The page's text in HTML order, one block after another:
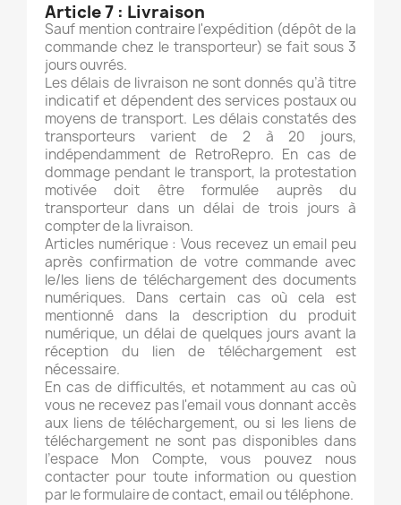
Article 7 : Livraison
Sauf mention contraire l'expédition (dépôt de la
commande chez le transporteur) se fait sous 3
jours ouvrés.
Les délais de livraison ne sont donnés qu’à titre
indicatif et dépendent des services postaux ou
moyens de transport. Les délais constatés des
transporteurs varient de 2 à 20 jours,
indépendamment de RetroRepro. En cas de
dommage pendant le transport, la protestation
motivée doit être formulée auprès du
transporteur dans un délai de trois jours à
compter de la livraison.
Articles numérique : Vous recevez un email peu
après confirmation de votre commande avec
le/les liens de téléchargement des documents
numériques. Dans certain cas où cela est
mentionné dans la description du produit
numérique, un délai de quelques jours avant la
réception du lien de téléchargement est
nécessaire.
En cas de difficultés, et notamment au cas où
vous ne recevez pas l'email vous donnant accès
aux liens de téléchargement, ou si les liens de
téléchargement ne sont pas disponibles dans
l’espace Mon Compte, vous pouvez nous
contacter pour toute information ou question
par le formulaire de contact, email ou téléphone.